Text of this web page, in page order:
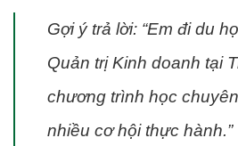
Gợi ý trả lời: “Em đi du
Quản trị Kinh doanh tại
chương trình học
nhiều cơ hội thực hành.”